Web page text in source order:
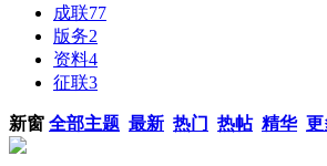
成联77
版务2
资料4
征联3
新窗 全部主题 最新 热门 热帖 精华 更